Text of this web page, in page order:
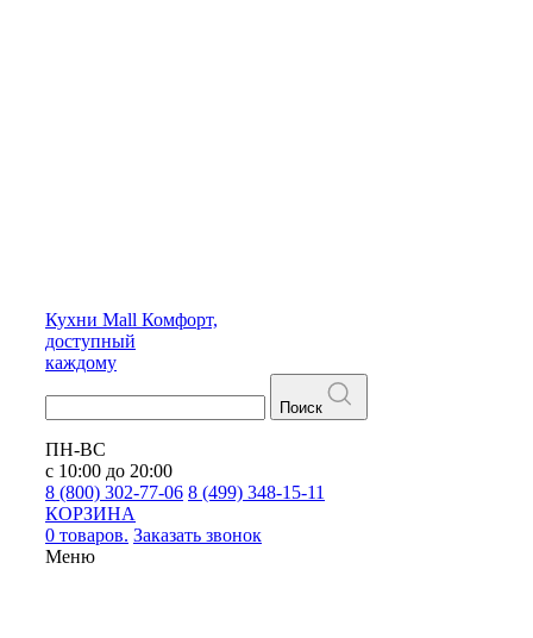
Кухни Mall Комфорт,
доступный
каждому
Поиск
ПН-ВС
с 10:00 до 20:00
8 (800) 302-77-06 8 (499) 348-15-11
КОРЗИНА
0 товаров. Заказать звонок
Меню